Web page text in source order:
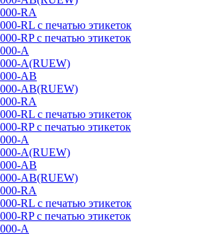
RA
RL с печатью этикеток
RP с печатью этикеток
A
A(RUEW)
AB
AB(RUEW)
RA
RL с печатью этикеток
RP с печатью этикеток
A
A(RUEW)
AB
AB(RUEW)
RA
RL с печатью этикеток
RP с печатью этикеток
A